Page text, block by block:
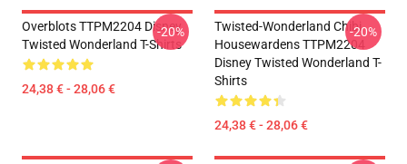
Overblots TTPM2204 Disney
Twisted Wonderland T-Shirts
24,38 € - 28,06 €
-20%
Twisted-Wonderland Chibi
Housewardens TTPM2204
Disney Twisted Wonderland T-
Shirts
24,38 € - 28,06 €
-20%